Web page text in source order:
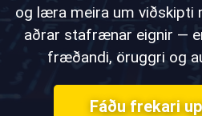
og læra meira um viðskipti
aðrar stafrænar eignir —
fræðandi, öruggri og
Fáðu frekari